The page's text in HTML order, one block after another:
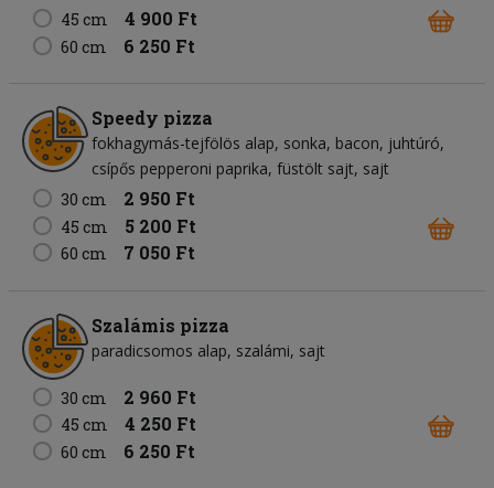
45 cm 4 900 Ft
60 cm 6 250 Ft
Speedy pizza
fokhagymás-tejfölös alap sonka bacon juhtúró
csípős pepperoni paprika füstölt sajt sajt
30 cm
2 950 Ft
45 cm 5 200 Ft
60 cm 7 050 Ft
Szalámis pizza
paradicsomos alap szalámi sajt
30 cm 2 960 Ft
45 cm 4 250 Ft
60 cm 6 250 Ft